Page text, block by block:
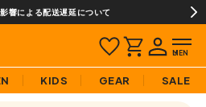
響による配送遅延について
KIDS GEAR SALE